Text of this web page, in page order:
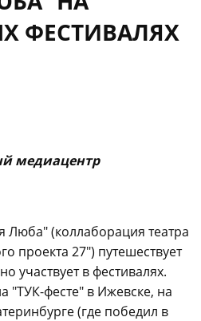
ФЕСТИВАЛЯХ
медиацентр
Люба" (коллаборация театра
проекта 27") путешествует
участвует в фестивалях.
"ТУК-фесте" в Ижевске, на
(где победил в